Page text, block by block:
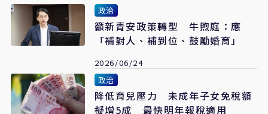
政治
籲新青安政策轉型 牛煦庭：應
「補對人、補到位、鼓勵婚育」
2026/06/24
政治
降低育兒壓力 未成年子女免稅額
擬增5成 最快明年報稅適用